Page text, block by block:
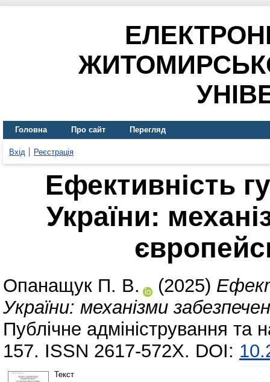
Головна Про сайт Перегляд
Вхід Реєстрація
Ефективність
України:
Опанащук П. В. (2025)
України: механізми
Публічне адміністрування
157. ISSN 2617-572X. DOI:
Текст